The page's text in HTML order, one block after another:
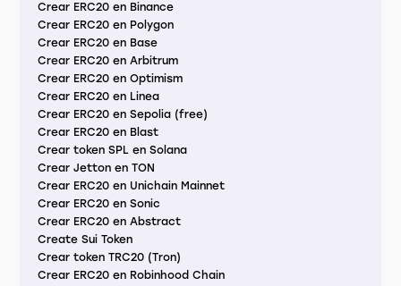
Crear ERC20 en Binance
Crear ERC20 en Polygon
Crear ERC20 en Base
Crear ERC20 en Arbitrum
Crear ERC20 en Optimism
Crear ERC20 en Linea
Crear ERC20 en Sepolia (free)
Crear ERC20 en Blast
Crear token SPL en Solana
Crear Jetton en TON
Crear ERC20 en Unichain Mainnet
Crear ERC20 en Sonic
Crear ERC20 en Abstract
Create Sui Token
Crear token TRC20 (Tron)
Crear ERC20 en Robinhood Chain